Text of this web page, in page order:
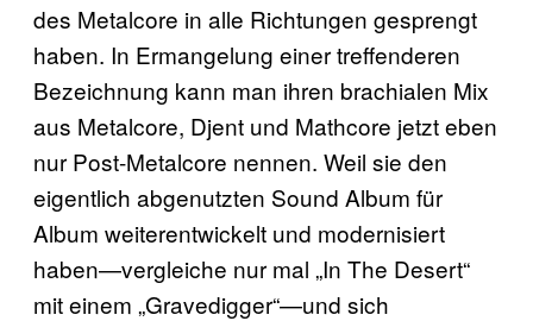
des Metalcore in alle Richtungen gesprengt
haben. In Ermangelung einer treffenderen
Bezeichnung kann man ihren brachialen Mix
aus Metalcore, Djent und Mathcore jetzt eben
nur Post-Metalcore nennen. Weil sie den
eigentlich abgenutzten Sound Album für
Album weiterentwickelt und modernisiert
haben—vergleiche nur mal „In The Desert“
mit einem „Gravedigger“—und sich